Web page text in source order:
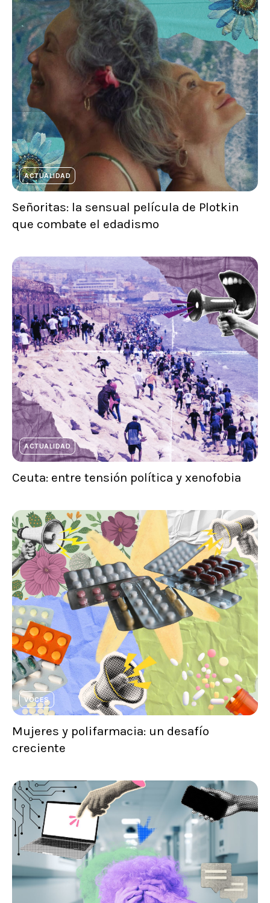
ACTUALIDAD
Señoritas: la sensual película de Plotkin
que combate el edadismo
ACTUALIDAD
Ceuta: entre tensión política y xenofobia
VOCES
Mujeres y polifarmacia: un desafío
creciente